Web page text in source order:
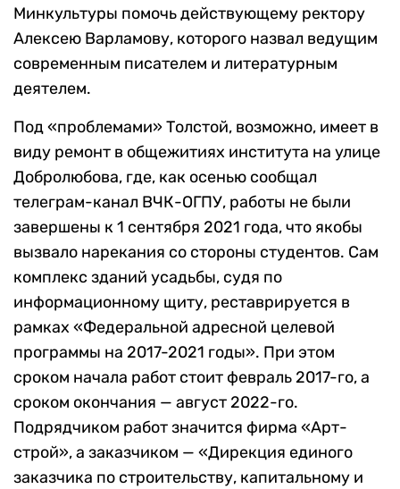
Минкультуры помочь действующему ректору
Алексею Варламову, которого назвал ведущим
современным писателем и литературным
деятелем.
Под «проблемами» Толстой, возможно, имеет в
виду ремонт в общежитиях института на улице
Добролюбова, где, как осенью сообщал
телеграм-канал ВЧК-ОГПУ, работы не были
завершены к 1 сентября 2021 года, что якобы
вызвало нарекания со стороны студентов. Сам
комплекс зданий усадьбы, судя по
информационному щиту, реставрируется в
рамках «Федеральной адресной целевой
программы на 2017-2021 годы». При этом
сроком начала работ стоит февраль 2017-го, а
сроком окончания — август 2022-го.
Подрядчиком работ значится фирма «Арт-
строй», а заказчиком — «Дирекция единого
заказчика по строительству, капитальному и